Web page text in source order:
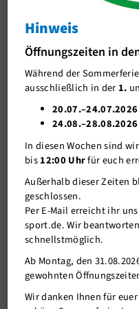
Paradise
Revanche im
Im Halbfinale und
morgens (!!!) traten
brauchten eine
waren dann aber die
zweiten Halbfinale
SG Langenfeld, das
Der Titelverteidiger
deutlich besseren
beiden Viertel. Vor
nicht zu stoppen. Mit
(49:33) ging wir in die
Tischtennis
Volleyball
Kids
Gesundheit und Fitness
Wassersport
Denksport
Tanzsport
Sport A-Z
Hinweis
Öffnungszeiten in
Während der
ausschließlich in der 1.
20.07.–24.07.2026
24.08.–28.08.2026
In diesen Wochen sind wir
bis12:00 Uhrfür euch
Außerhalb dieser Zeiten
geschlossen.
Per E-Mail erreicht ihr
sport.de. Wir
schnellstmöglich.
Ab Montag, den
gewohnten
Wir danken Ihnen für